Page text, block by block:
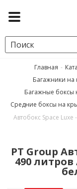
Главная -
Багажники на
Багажные боксы
Средние боксы на
Автобокс Space
PT Group
490 литров